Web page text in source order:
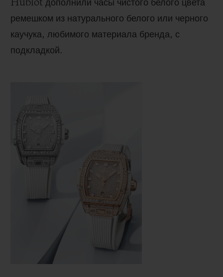
Hublot дополнили часы чистого белого цвета
ремешком из натурального белого или черного
каучука, любимого материала бренда, с
подкладкой.